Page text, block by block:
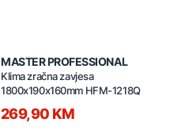
MASTER PROFESSIONAL
Klima zračna zavjesa
1800x190x160mm HFM-1218Q
269,90 KM